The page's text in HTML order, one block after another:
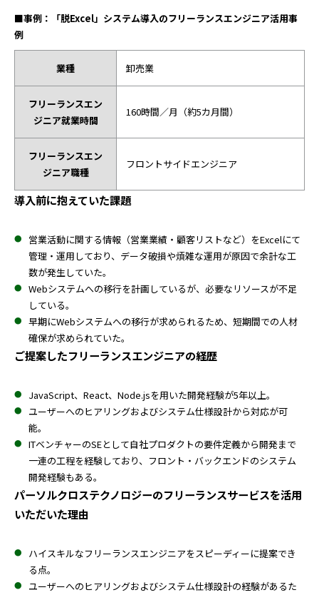
■事例：「脱Excel」システム導入のフリーランスエンジニア活用事
例
業種 卸売業
フリーランスエン
ジニア就業時間
160時間／月（約5カ月間）
フリーランスエン
ジニア職種
フロントサイドエンジニア
導入前に抱えていた課題
営業活動に関する情報（営業業績・顧客リストなど）をExcelにて
管理・運用しており、データ破損や煩雑な運用が原因で余計な工
数が発生していた。
Webシステムへの移行を計画しているが、必要なリソースが不足
している。
早期にWebシステムへの移行が求められるため、短期間での人材
確保が求められていた。
ご提案したフリーランスエンジニアの経歴
JavaScript、React、Node.jsを用いた開発経験が5年以上。
ユーザーへのヒアリングおよびシステム仕様設計から対応が可
能。
ITベンチャーのSEとして自社プロダクトの要件定義から開発まで
一連の工程を経験しており、フロント・バックエンドのシステム
開発経験もある。
パーソルクロステクノロジーのフリーランスサービスを活用
いただいた理由
ハイスキルなフリーランスエンジニアをスピーディーに提案でき
る点。
ユーザーへのヒアリングおよびシステム仕様設計の経験があるた